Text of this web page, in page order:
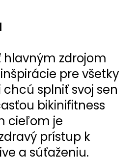
zdrojom
pre všetky
chcú splniť svoj sen
bikinifitness
cieľom je
prístup k
a súťaženiu.